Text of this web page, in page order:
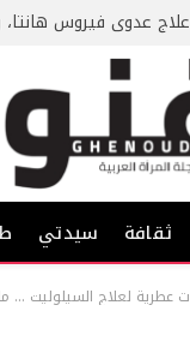
عدوى فيروس
ثقافة سيدتي
عطرية لعلاج السيلوليت …